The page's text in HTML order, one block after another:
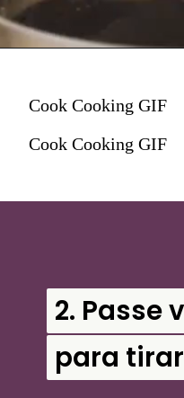
Cook Cooking GIF
Cook Cooking GIF
2. Passe
para
2. Passe
para